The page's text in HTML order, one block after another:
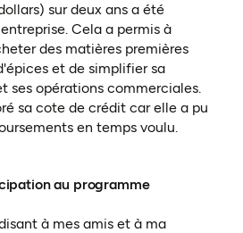
sur deux ans a été
Cela a permis à
des matières premières
et de simplifier sa
ses opérations commerciales.
sa cote de crédit car elle a pu
en temps voulu.
au programme
à mes amis et à ma